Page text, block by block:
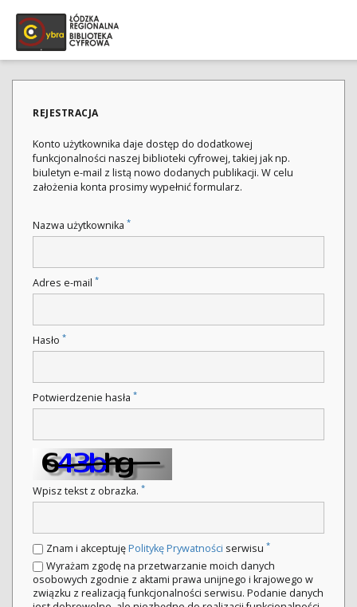
REJESTRACJA
Konto użytkownika daje dostęp do dodatkowej
funkcjonalności naszej biblioteki cyfrowej, takiej jak np.
biuletyn e-mail z listą nowo dodanych publikacji. W celu
założenia konta prosimy wypełnić formularz.
Nazwa użytkownika *
Adres e-mail *
Hasło *
Potwierdzenie hasła *
Wpisz tekst z obrazka. *
Znam i akceptujęPolitykę Prywatności serwisu *
Wyrażam zgodę na przetwarzanie moich danych
osobowych zgodnie z aktami prawa unijnego i krajowego w
związku z realizacją funkcjonalności serwisu. Podanie danych